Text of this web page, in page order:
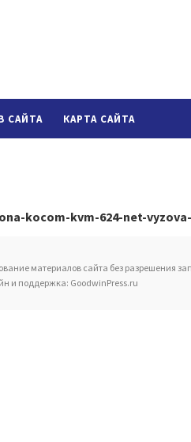
САЙТА КАРТА САЙТА
kocom-kvm-624-net-
материалов сайта без разрешения
и поддержка: GoodwinPress.ru